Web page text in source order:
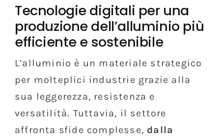
Tecnologie digitali per una
produzione dell’alluminio più
efficiente e sostenibile
L’alluminio è un materiale strategico
per molteplici industrie grazie alla
sua leggerezza, resistenza e
versatilità. Tuttavia, il settore
affronta sfide complesse, dalla